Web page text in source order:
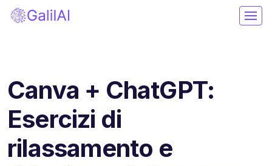
Canva + ChatGPT:
Esercizi di
rilassamento e